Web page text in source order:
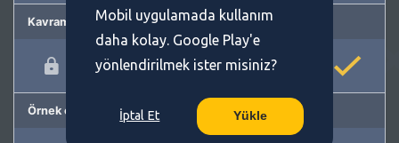
Kavram önerme
Örnek cümleler
Mobil uygulamada kullanım
daha kolay. Google Play'e
yönlendirilmek ister misiniz?
İptal Et Yükle